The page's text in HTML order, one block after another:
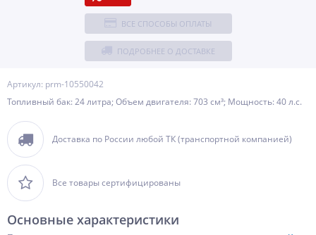
Артикул: prm-10550042
Топливный бак: 24 литра; Объем двигателя: 703 см³; Мощность: 40 л.с.
Доставка по России любой ТК (транспортной компанией)
Все товары сертифицированы
ВСЕ СПОСОБЫ ОПЛАТЫ
ПОДРОБНЕЕ О ДОСТАВКЕ
Основные характеристики